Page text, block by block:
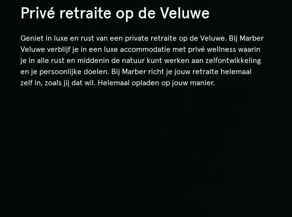
inhoud
Accommodaties
Privé retraite op de Veluwe
Geniet in luxe en rust van een private retraite op de Veluwe. Bij Marber
Veluwe verblijf je in een luxe accommodatie met privé wellness waarin
je in alle rust en middenin de natuur kunt werken aan zelfontwikkeling
en je persoonlijke doelen. Bij Marber richt je jouw retraite helemaal
zelf in, zoals jij dat wil. Helemaal opladen op jouw manier.